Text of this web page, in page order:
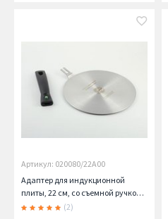
Артикул: 020080/22A00
Адаптер для индукционной
плиты, 22 см, со съемной ручкой
Risoli
(2)